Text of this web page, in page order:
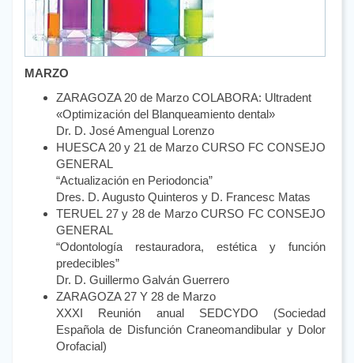
MARZO
ZARAGOZA 20 de Marzo COLABORA: Ultradent
«Optimización del Blanqueamiento dental»
Dr. D. José Amengual Lorenzo
HUESCA 20 y 21 de Marzo CURSO FC CONSEJO
GENERAL
“Actualización en Periodoncia”
Dres. D. Augusto Quinteros y D. Francesc Matas
TERUEL 27 y 28 de Marzo CURSO FC CONSEJO
GENERAL
“Odontología restauradora, estética y función
predecibles”
Dr. D. Guillermo Galván Guerrero
ZARAGOZA 27 Y 28 de Marzo
XXXI Reunión anual SEDCYDO (Sociedad
Española de Disfunción Craneomandibular y Dolor
Orofacial)